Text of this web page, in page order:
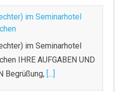
im Seminarhotel
im Seminarhotel
IHRE AUFGABEN UND
Begrüßung, [...]